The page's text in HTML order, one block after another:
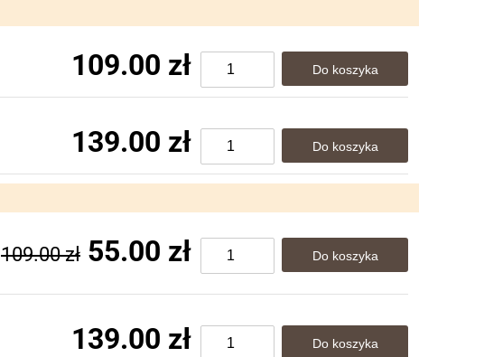
109.00 zł
139.00 zł
109.00 zł 55.00 zł
139.00 zł